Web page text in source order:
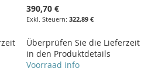
390,70 €
322,89 €
Überprüfen Sie die Lieferzeit
in den Produktdetails
Voorraad info